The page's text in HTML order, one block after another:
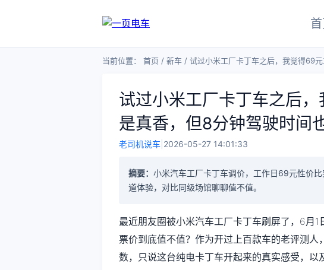
当前位置： 首页 / 新车 / 试过小米工厂卡丁车之后，我觉得69
试过小米工厂卡丁车之后
是真香，但8分钟驾驶时间
老司机说车 2026-05-27 14:01:33
摘要： 小米汽车工厂卡丁车调价，工作日69元性价
道体验，对比同级场馆聊聊值不值。
最近朋友圈被小米汽车工厂卡丁车刷屏了，6月
票价到底值不值？作为开过上百款车的老评测人
数，只说这台纯电卡丁车开起来的真实感受，以